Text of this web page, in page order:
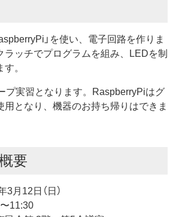
」を使い、電子回路を作りま
ラッチでプログラムを組み、LEDを制
。
プ実習となります。RaspberryPiはグ
用となり、機器のお持ち帰りはできま
要
月12日（日）
11:30